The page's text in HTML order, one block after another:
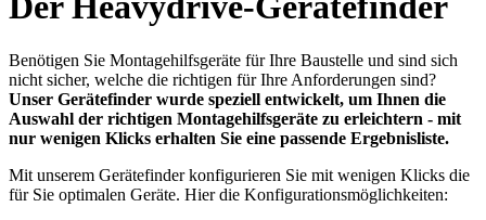
Benötigen Sie Montagehilfsgeräte für Ihre Baustelle und sind sich
nicht sicher, welche die richtigen für Ihre Anforderungen sind?
Unser Gerätefinder wurde speziell entwickelt, um Ihnen die
Auswahl der richtigen Montagehilfsgeräte zu erleichtern - mit
nur wenigen Klicks erhalten Sie eine passende Ergebnisliste.
Mit unserem Gerätefinder konfigurieren Sie mit wenigen Klicks die
für Sie optimalen Geräte. Hier die Konfigurationsmöglichkeiten: